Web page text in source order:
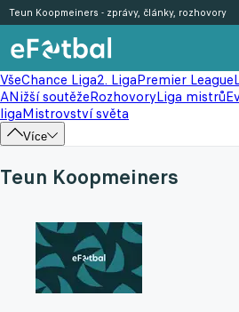
VšeChance Liga2. LigaPremier League
ANižší soutěžeRozhovoryLiga mistrů
ligaMistrovství světa
Více
Teun Koopmeiners - zprávy, články, rozhovory
Teun Koopmeiners